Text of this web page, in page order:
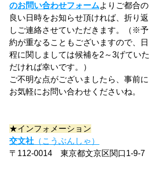
のお問い合わせフォームよりご都合の
良い日時をお知らせ頂ければ、折り返
しご連絡させていただきます。（※予
約が重なることもございますので、日
程に関しましては候補を2～3げていた
だければ幸いです。）
ご不明な点がございましたら、事前に
お気軽にお問い合わせくださいね。
★インフォメーション
交文社 （こうぶんしゃ）
〒112-0014　東京都文京区関口1-9-7